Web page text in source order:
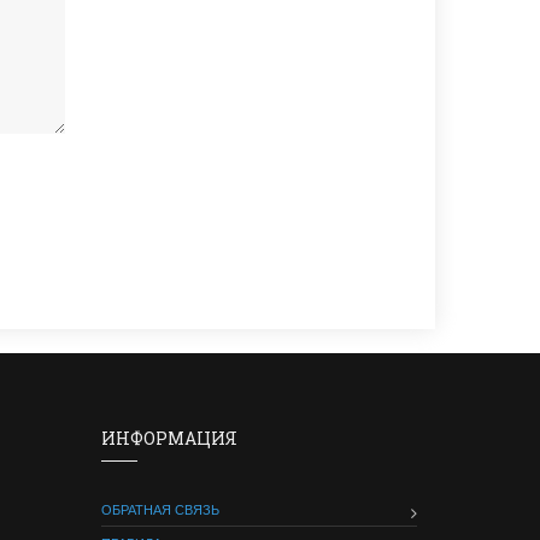
ИНФОРМАЦИЯ
ОБРАТНАЯ СВЯЗЬ